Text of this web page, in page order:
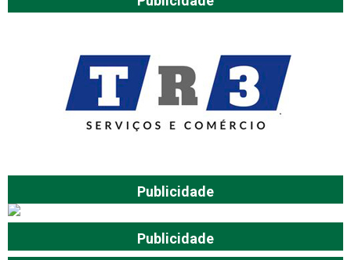
Publicidade
Publicidade